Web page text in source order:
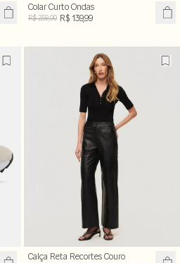
Colar Curto Ondas
R$ 259,00 R$ 139,99
Calça Reta Recortes Couro